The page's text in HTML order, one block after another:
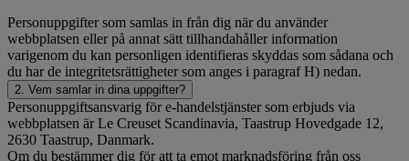
Personuppgifter som samlas in från dig när du använder
webbplatsen eller på annat sätt tillhandahåller information
varigenom du kan personligen identifieras skyddas som sådana och
du har de integritetsrättigheter som anges i paragraf H) nedan.
2. Vem samlar in dina uppgifter?
Personuppgiftsansvarig för e-handelstjänster som erbjuds via
webbplatsen är Le Creuset Scandinavia, Taastrup Hovedgade 12,
2630 Taastrup, Danmark.
Om du bestämmer dig för att ta emot marknadsföring från oss